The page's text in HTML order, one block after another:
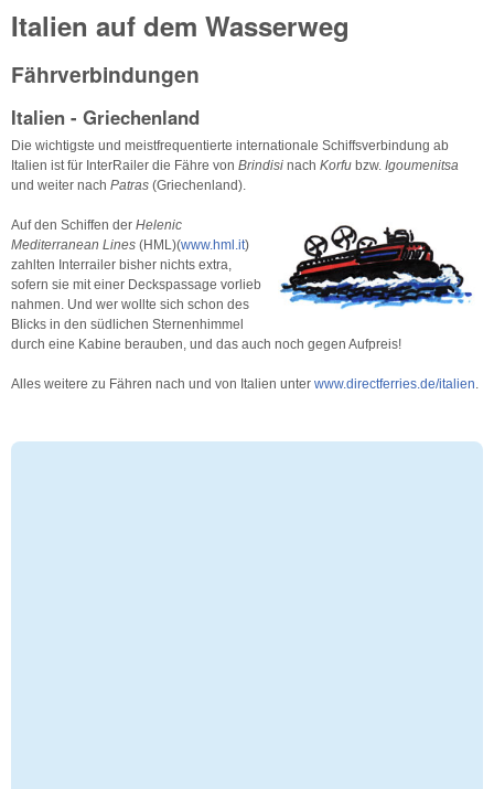
Italien auf dem Wasserweg
Fährverbindungen
Italien - Griechenland
Die wichtigste und meistfrequentierte internationale Schiffsverbindung ab
Italien ist für InterRailer die Fähre von Brindisi nach Korfu bzw. Igoumenitsa
und weiter nach Patras (Griechenland).
Auf den Schiffen der Helenic
Mediterranean Lines (HML)(www.hml.it)
zahlten Interrailer bisher nichts extra,
sofern sie mit einer Deckspassage vorlieb
nahmen. Und wer wollte sich schon des
Blicks in den südlichen Sternenhimmel
durch eine Kabine berauben, und das auch noch gegen Aufpreis!
Alles weitere zu Fähren nach und von Italien unter www.directferries.de/italien.